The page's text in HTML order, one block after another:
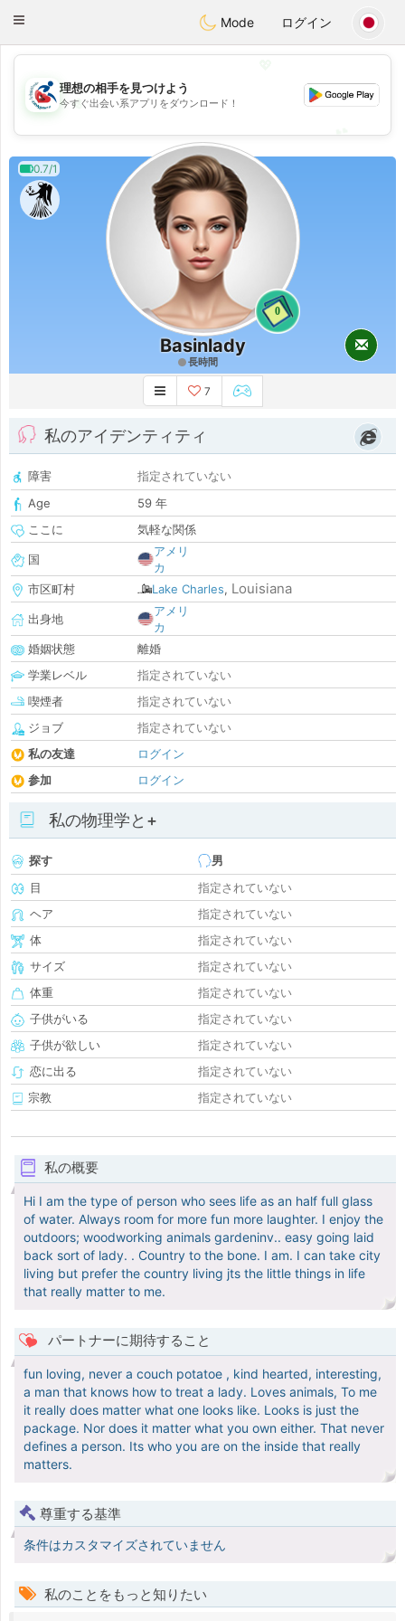
Handi Space
Toggle
Mode ログイン
💖
💕
理想の相手を見つけよう
今すぐ出会い系アプリをダウンロード！
0.7/1
0
Basinlady
長時間
7
私のアイデンティティ
障害
指定されていない
Age
59 年
ここに
気軽な関係
国
アメリ
カ
市区町村
Lake Charles, Louisiana
出身地
アメリ
カ
婚姻状態
離婚
学業レベル
指定されていない
喫煙者
指定されていない
ジョブ
指定されていない
私の友達
ログイン
参加
ログイン
私の物理学と+
探す
男
目
指定されていない
ヘア
指定されていない
体
指定されていない
サイズ
指定されていない
体重
指定されていない
子供がいる
指定されていない
子供が欲しい
指定されていない
恋に出る
指定されていない
宗教
指定されていない
私の概要
Hi I am the type of person who sees life as an half full glass
of water. Always room for more fun more laughter. I enjoy the
outdoors; woodworking animals gardeninv.. easy going laid
back sort of lady. . Country to the bone. I am. I can take city
living but prefer the country living jts the little things in life
that really matter to me.
パートナーに期待すること
fun loving, never a couch potatoe , kind hearted, interesting,
a man that knows how to treat a lady. Loves animals, To me
it really does matter what one looks like. Looks is just the
package. Nor does it matter what you own either. That never
defines a person. Its who you are on the inside that really
matters.
尊重する基準
条件はカスタマイズされていません
私のことをもっと知りたい